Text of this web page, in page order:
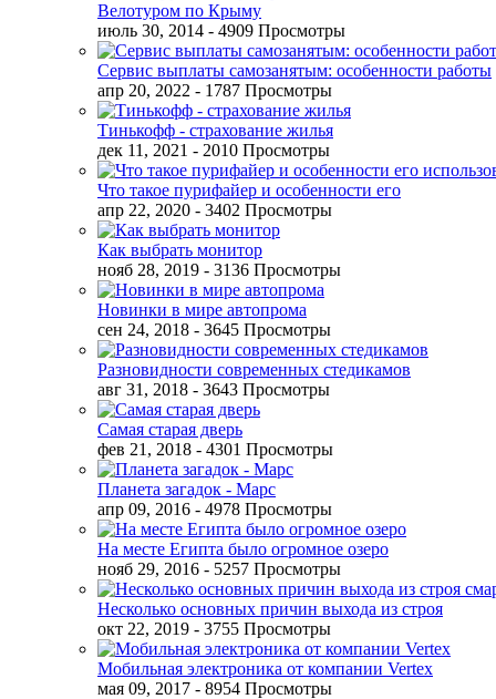
Велотуром по Крыму
июль 30, 2014 - 4909 Просмотры
Сервис выплаты самозанятым: особенности работы
апр 20, 2022 - 1787 Просмотры
Тинькофф - страхование жилья
дек 11, 2021 - 2010 Просмотры
Что такое пурифайер и особенности его
апр 22, 2020 - 3402 Просмотры
Как выбрать монитор
нояб 28, 2019 - 3136 Просмотры
Новинки в мире автопрома
сен 24, 2018 - 3645 Просмотры
Разновидности современных стедикамов
авг 31, 2018 - 3643 Просмотры
Самая старая дверь
фев 21, 2018 - 4301 Просмотры
Планета загадок - Марс
апр 09, 2016 - 4978 Просмотры
На месте Египта было огромное озеро
нояб 29, 2016 - 5257 Просмотры
Несколько основных причин выхода из строя
окт 22, 2019 - 3755 Просмотры
Мобильная электроника от компании Vertex
мая 09, 2017 - 8954 Просмотры